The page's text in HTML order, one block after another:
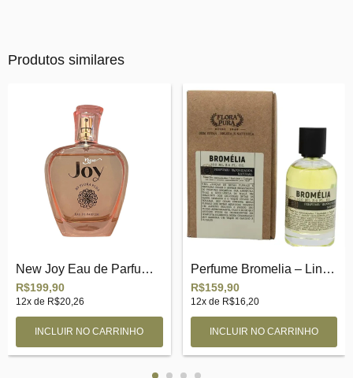
Produtos similares
New Joy Eau de Parfum 100ml
R$199,90
12x de R$20,26
Perfume Bromelia – Linha Vegana 100ml
R$159,90
12x de R$16,20